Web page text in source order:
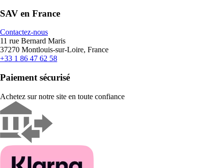
SAV en France
Contactez-nous
11 rue Bernard Maris
37270 Montlouis-sur-Loire, France
+33 1 86 47 62 58
Paiement sécurisé
Achetez sur notre site en toute confiance